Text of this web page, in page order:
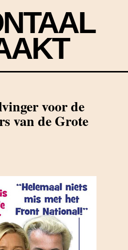
voor de
van de Grote